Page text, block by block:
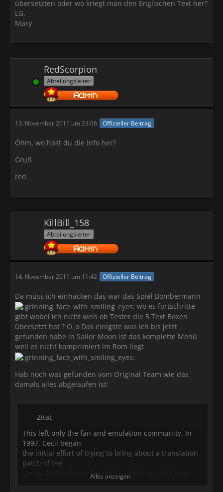
übersetzten oder wo kriegt man den Englischen Text her?
LG,
Mary
Online
RedScorpion
Abteilungsleiter
13. November 2011 um 23:06 Offizieller Beitrag
Öhm, wo hast du die Info her?
Gruß
red
KillBill_158
Abteilungsleiter
14. November 2011 um 11:42 Offizieller Beitrag
Da muss ich einhacken das war das Spiel Bombermann
wo es fortschritte
gibt wobei ich nicht weis ob Tester die 5 Text Boxen
übersetzt hat ? O_o Das einigste was ich bis jetzt
gefunden habe in Sailor Moon ist das komplette Menü
weil es nicht komprimiert im Rom liegt
Hab noch was gefunden vom Original Team wie das
damals alles abgelaufen ist:
Zitat
This left only the fan and emulation community. In
1997, Cecil began
the initial effort of trying to bring about a translation
patch of the
game, and Bishoujo Senshi Translations (BST) was
Alles anzeigen